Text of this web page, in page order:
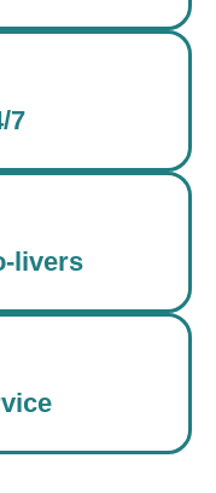
7
livers